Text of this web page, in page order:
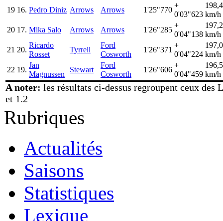
19 16. Pedro Diniz Arrows Arrows 1'25"770
+
0'03"623 km/h
20 17. Mika Salo Arrows Arrows 1'26"285
+
0'04"138 km/h
21 20.
Ricardo
Rosset
Tyrrell
Ford
Cosworth
1'26"371
+
0'04"224 km/h
22 19.
Jan
Magnussen
Stewart
Ford
Cosworth
1'26"606
+
0'04"459 km/h
A noter: les résultats ci-dessus regroupent ceux des
et 1.2
Rubriques
Actualités
Saisons
Statistiques
Lexique